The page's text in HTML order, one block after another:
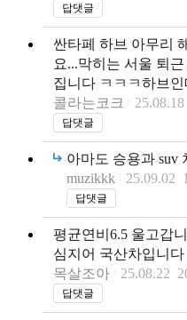
답댓글
싼타페 하브 아무리
요...막히는 서울 퇴
집니다 ㅋㅋㅋ하브인
콜라는코크
답댓글
아마도 승용과 suv
muzikkk
25.09.02
답댓글
평균연비6.5 울고갑
심지어 국산차입니다
목살조아
25.08.22
답댓글